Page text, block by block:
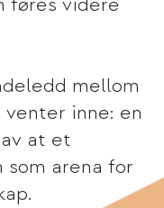
mellom
inne: en
at et
arena for